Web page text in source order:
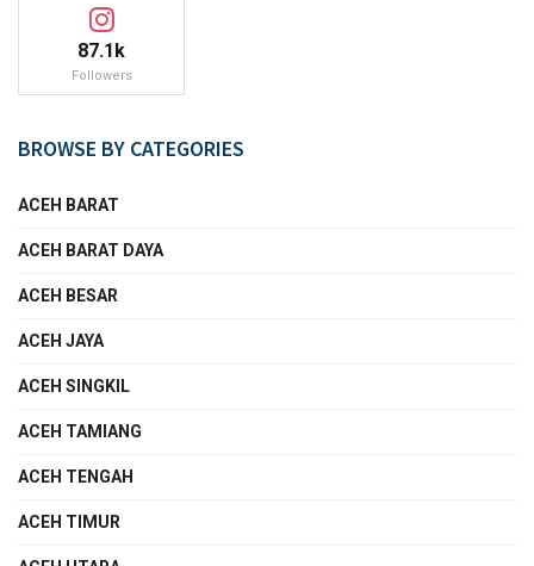
87.1k
Followers
BROWSE BY CATEGORIES
ACEH BARAT
ACEH BARAT DAYA
ACEH BESAR
ACEH JAYA
ACEH SINGKIL
ACEH TAMIANG
ACEH TENGAH
ACEH TIMUR